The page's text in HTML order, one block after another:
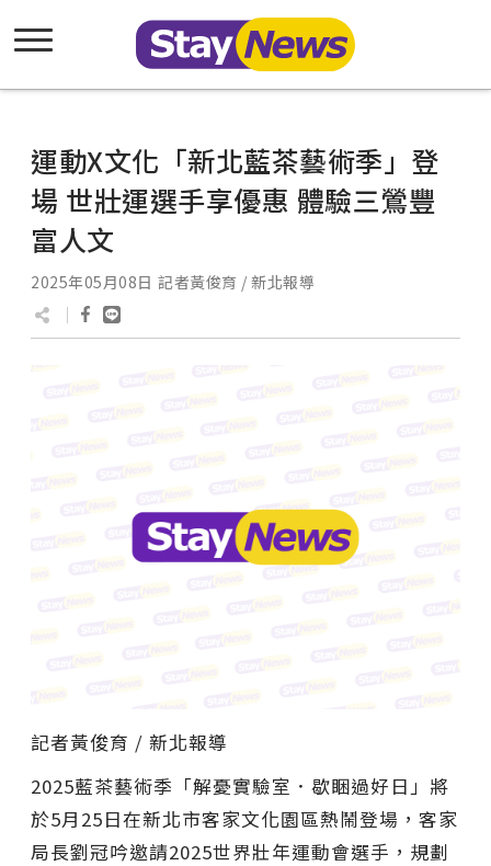
運動X文化「新北藍茶藝術季」登
場 世壯運選手享優惠 體驗三鶯豐
富人文
2025年05月08日 記者黃俊育 / 新北報導
記者黃俊育 / 新北報導
2025藍茶藝術季「解憂實驗室．歇睏過好日」將
於5月25日在新北市客家文化園區熱鬧登場，客家
局長劉冠吟邀請2025世界壯年運動會選手，規劃